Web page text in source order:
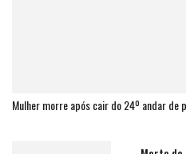
Mulher morre após cair do 24º andar de